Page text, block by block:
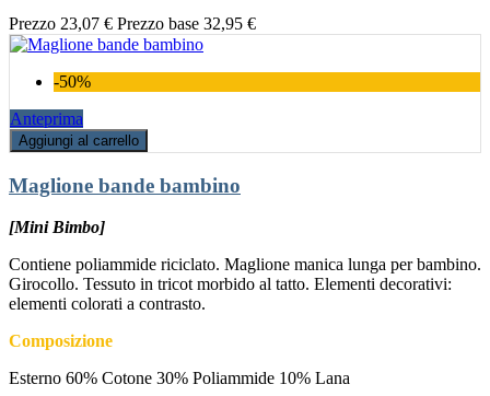
Prezzo 23,07 € Prezzo base 32,95 €
-50%
Anteprima
Aggiungi al carrello
Maglione bande bambino
[Mini Bimbo]
Contiene poliammide riciclato. Maglione manica lunga per bambino.
Girocollo. Tessuto in tricot morbido al tatto. Elementi decorativi:
elementi colorati a contrasto.
Composizione
Esterno 60% Cotone 30% Poliammide 10% Lana